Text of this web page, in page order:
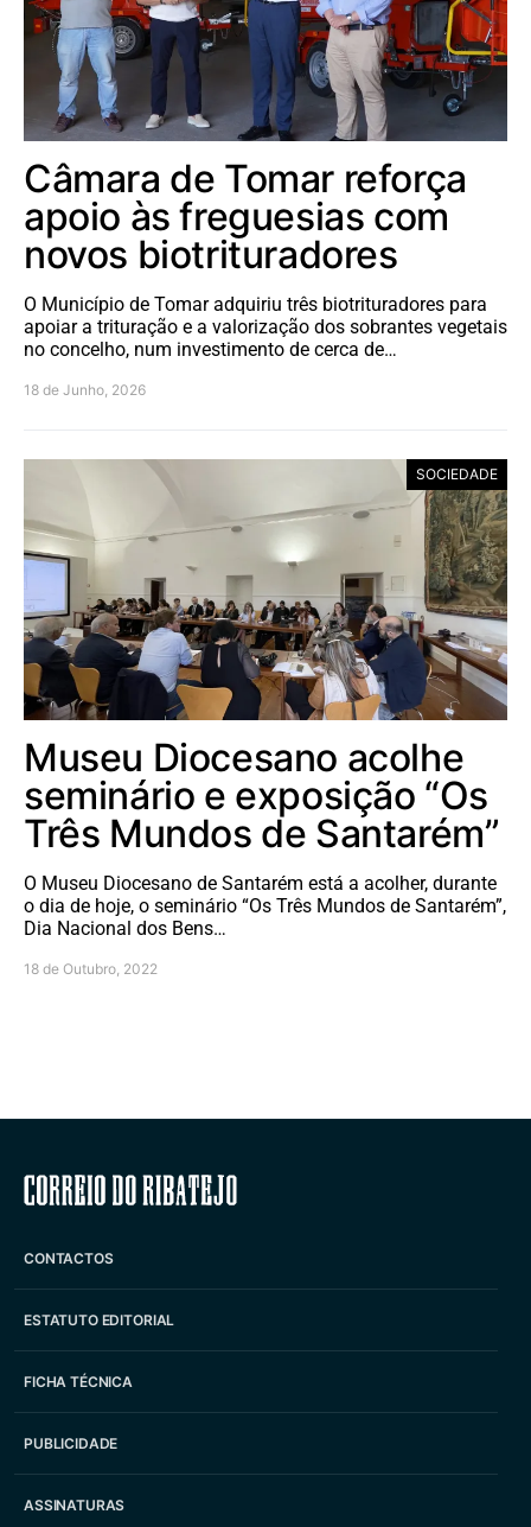
Câmara de Tomar reforça
apoio às freguesias com
novos biotrituradores
O Município de Tomar adquiriu três biotrituradores para
apoiar a trituração e a valorização dos sobrantes vegetais
no concelho, num investimento de cerca de…
18 de Junho, 2026
SOCIEDADE
Museu Diocesano acolhe
seminário e exposição “Os
Três Mundos de Santarém”
O Museu Diocesano de Santarém está a acolher, durante
o dia de hoje, o seminário “Os Três Mundos de Santarém”,
Dia Nacional dos Bens…
18 de Outubro, 2022
Correio do Ribatejo
CONTACTOS
ESTATUTO EDITORIAL
FICHA TÉCNICA
PUBLICIDADE
ASSINATURAS